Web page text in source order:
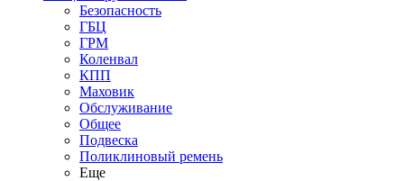
Безопасность
ГБЦ
ГРМ
Коленвал
КПП
Маховик
Обслуживание
Общее
Подвеска
Поликлиновый ремень
Еще